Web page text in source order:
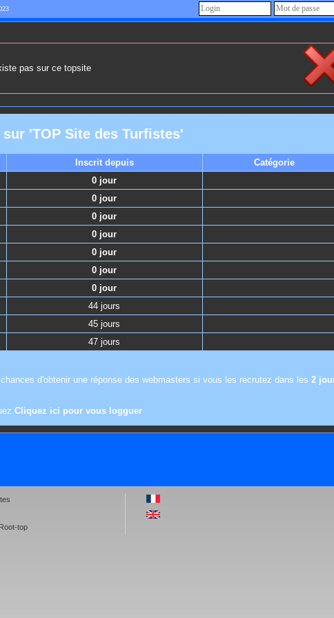
pas sur ce topsite
'TOP Site des Turfistes'
Inscrit depuis
Catégorie
0 jour
0 jour
0 jour
0 jour
0 jour
0 jour
0 jour
44 jours
45 jours
47 jours
d'obtenir une réponse des webmasters si vous les recrutez dans les 2
Cliquez ici pour vous logguer
top